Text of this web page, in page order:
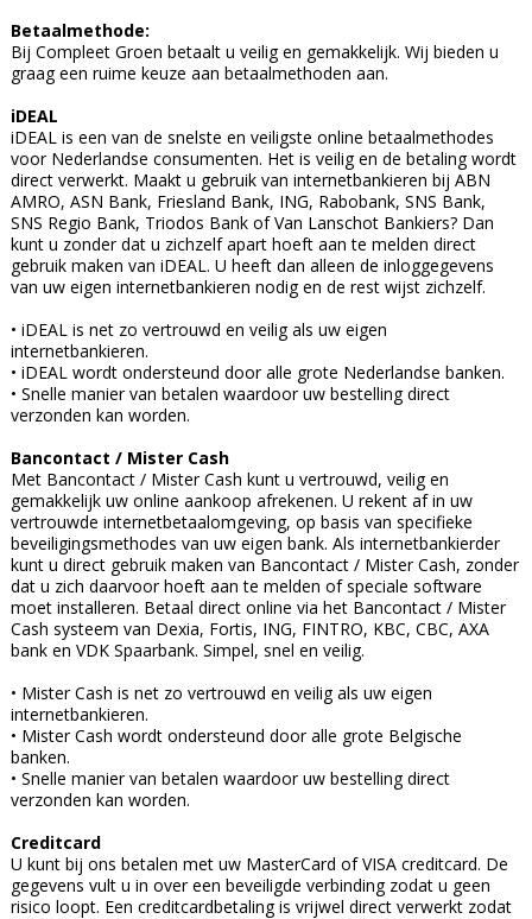
Betaalmethode:
Bij Compleet Groen betaalt u veilig en gemakkelijk. Wij bieden u
graag een ruime keuze aan betaalmethoden aan.
iDEAL
iDEAL is een van de snelste en veiligste online betaalmethodes
voor Nederlandse consumenten. Het is veilig en de betaling wordt
direct verwerkt. Maakt u gebruik van internetbankieren bij ABN
AMRO, ASN Bank, Friesland Bank, ING, Rabobank, SNS Bank,
SNS Regio Bank, Triodos Bank of Van Lanschot Bankiers? Dan
kunt u zonder dat u zichzelf apart hoeft aan te melden direct
gebruik maken van iDEAL. U heeft dan alleen de inloggegevens
van uw eigen internetbankieren nodig en de rest wijst zichzelf.
• iDEAL is net zo vertrouwd en veilig als uw eigen
internetbankieren.
• iDEAL wordt ondersteund door alle grote Nederlandse banken.
• Snelle manier van betalen waardoor uw bestelling direct
verzonden kan worden.
Bancontact / Mister Cash
Met Bancontact / Mister Cash kunt u vertrouwd, veilig en
gemakkelijk uw online aankoop afrekenen. U rekent af in uw
vertrouwde internetbetaalomgeving, op basis van specifieke
beveiligingsmethodes van uw eigen bank. Als internetbankierder
kunt u direct gebruik maken van Bancontact / Mister Cash, zonder
dat u zich daarvoor hoeft aan te melden of speciale software
moet installeren. Betaal direct online via het Bancontact / Mister
Cash systeem van Dexia, Fortis, ING, FINTRO, KBC, CBC, AXA
bank en VDK Spaarbank. Simpel, snel en veilig.
• Mister Cash is net zo vertrouwd en veilig als uw eigen
internetbankieren.
• Mister Cash wordt ondersteund door alle grote Belgische
banken.
• Snelle manier van betalen waardoor uw bestelling direct
verzonden kan worden.
Creditcard
U kunt bij ons betalen met uw MasterCard of VISA creditcard. De
gegevens vult u in over een beveiligde verbinding zodat u geen
risico loopt. Een creditcardbetaling is vrijwel direct verwerkt zodat